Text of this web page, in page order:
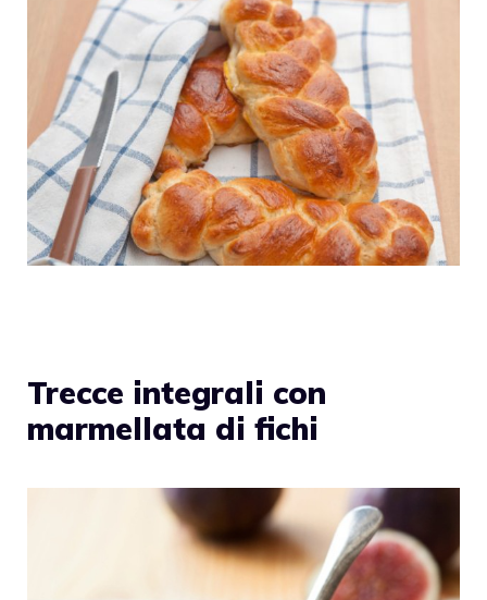
Trecce integrali con
marmellata di fichi